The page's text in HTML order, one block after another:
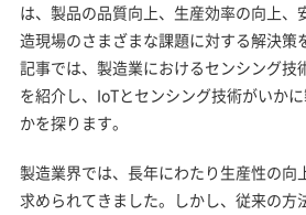
は、製品の品質向上、生産効率の向上、
造現場のさまざまな課題に対する解決策
記事では、製造業におけるセンシング技
を紹介し、IoTとセンシング技術がいか
かを探ります。
製造業界では、長年にわたり生産性の向
求められてきました。しかし、従来の方